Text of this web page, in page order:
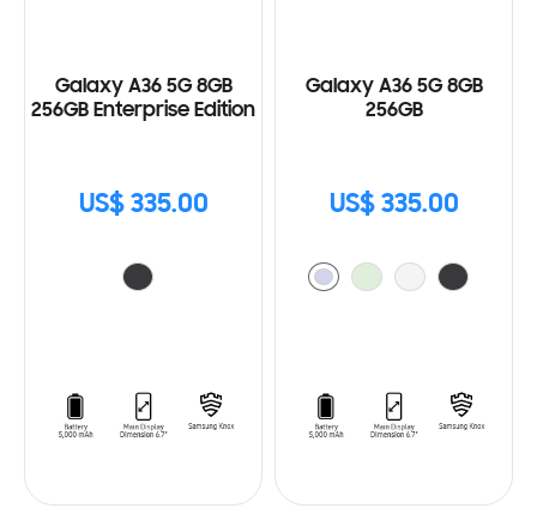
Galaxy A36 5G 8GB
256GB Enterprise Edition
US$ 335.00
Galaxy A36 5G 8GB
256GB
US$ 335.00